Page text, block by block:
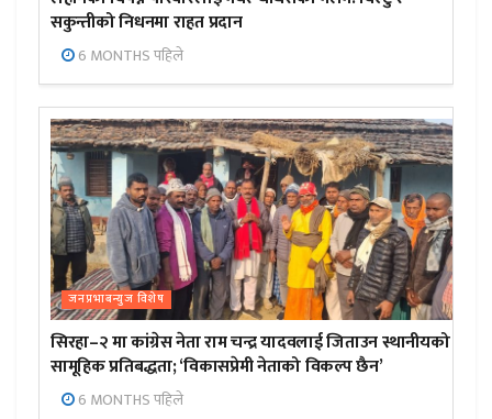
सकुन्तीको निधनमा राहत प्रदान
6 MONTHS पहिले
जनप्रभाबन्युज विशेष
सिरहा–२ मा कांग्रेस नेता राम चन्द्र यादवलाई जिताउन स्थानीयको
सामूहिक प्रतिबद्धता; ‘विकासप्रेमी नेताको विकल्प छैन’
6 MONTHS पहिले